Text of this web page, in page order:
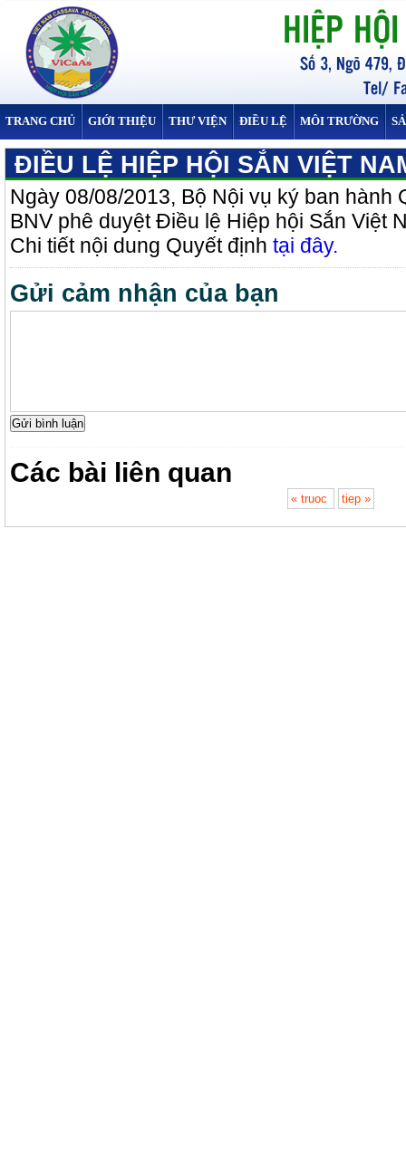
TRANG CHỦ GIỚI THIỆU THƯ VIỆN ĐIỀU LỆ MÔI TRƯỜNG
ĐIỀU LỆ HIỆP HỘI SẮN VIỆT
Ngày 08/08/2013, Bộ Nội vụ ký ban hành
BNV phê duyệt Điều lệ Hiệp hội Sắn Việt
Chi tiết nội dung Quyết định tại đây.
Gửi cảm nhận của bạn
Các bài liên quan
« truoc tiep »